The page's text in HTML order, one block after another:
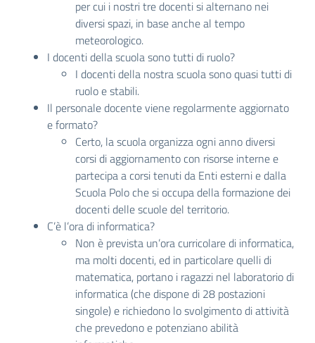
per cui i nostri tre docenti si alternano nei
diversi spazi, in base anche al tempo
meteorologico.
I docenti della scuola sono tutti di ruolo?
I docenti della nostra scuola sono quasi tutti di
ruolo e stabili.
Il personale docente viene regolarmente aggiornato
e formato?
Certo, la scuola organizza ogni anno diversi
corsi di aggiornamento con risorse interne e
partecipa a corsi tenuti da Enti esterni e dalla
Scuola Polo che si occupa della formazione dei
docenti delle scuole del territorio.
C’è l’ora di informatica?
Non è prevista un’ora curricolare di informatica,
ma molti docenti, ed in particolare quelli di
matematica, portano i ragazzi nel laboratorio di
informatica (che dispone di 28 postazioni
singole) e richiedono lo svolgimento di attività
che prevedono e potenziano abilità